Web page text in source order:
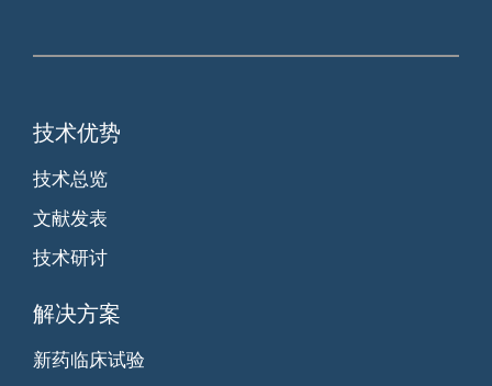
技术优势
技术总览
文献发表
技术研讨
解决方案
新药临床试验